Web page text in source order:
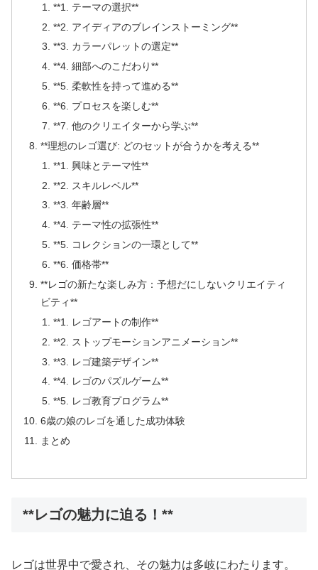
**1. テーマの選択**
**2. アイディアのブレインストーミング**
**3. カラーパレットの選定**
**4. 細部へのこだわり**
**5. 柔軟性を持って進める**
**6. プロセスを楽しむ**
**7. 他のクリエイターから学ぶ**
**理想のレゴ選び: どのセットが合うかを考える**
**1. 興味とテーマ性**
**2. スキルレベル**
**3. 年齢層**
**4. テーマ性の拡張性**
**5. コレクションの一環として**
**6. 価格帯**
**レゴの新たな楽しみ方：予想だにしないクリエイティ
ビティ**
**1. レゴアートの制作**
**2. ストップモーションアニメーション**
**3. レゴ建築デザイン**
**4. レゴのパズルゲーム**
**5. レゴ教育プログラム**
6歳の娘のレゴを通した成功体験
まとめ
**レゴの魅力に迫る！**
レゴは世界中で愛され、その魅力は多岐にわたります。